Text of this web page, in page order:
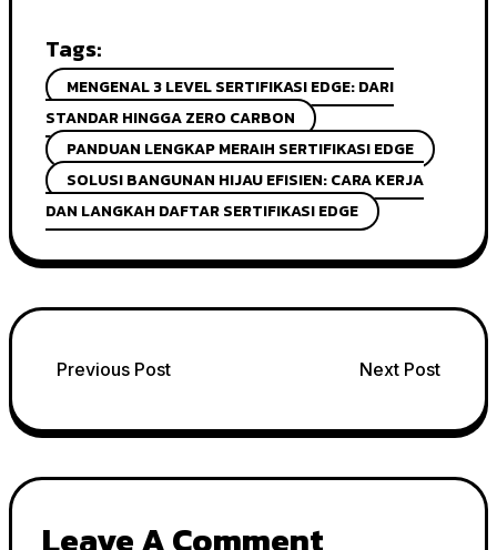
Tags:
MENGENAL 3 LEVEL SERTIFIKASI EDGE: DARI
STANDAR HINGGA ZERO CARBON
PANDUAN LENGKAP MERAIH SERTIFIKASI EDGE
SOLUSI BANGUNAN HIJAU EFISIEN: CARA KERJA
DAN LANGKAH DAFTAR SERTIFIKASI EDGE
Post
navigation
Previous Post Next Post